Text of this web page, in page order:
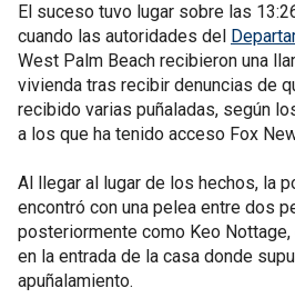
El suceso tuvo lugar sobre las
cuando las autoridades del
West Palm Beach recibieron una
vivienda tras recibir denuncias de
recibido varias puñaladas, según
a los que ha tenido acceso Fox
Al llegar al lugar de los hechos, la
encontró con una pelea entre dos
posteriormente como Keo
en la entrada de la casa donde
apuñalamiento.